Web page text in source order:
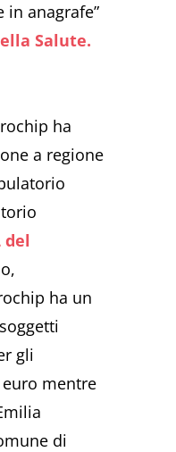
anagrafe”
Salute.
ha
a regione
del
ha un
gli
mentre
di